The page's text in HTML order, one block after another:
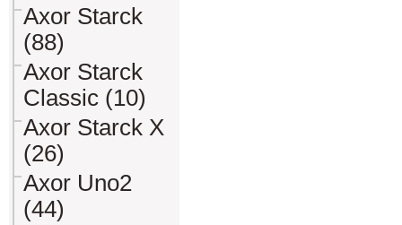
Axor Starck
(88)
Axor Starck
Classic (10)
Axor Starck X
(26)
Axor Uno2
(44)